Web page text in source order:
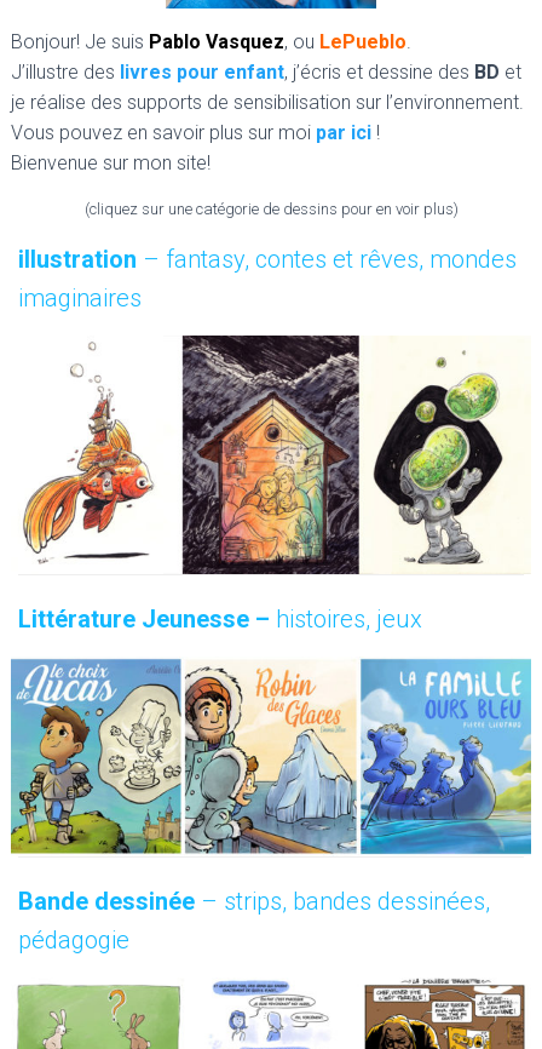
Bonjour! Je suis Pablo Vasquez, ou LePueblo.
J’illustre des livres pour enfant, j’écris et dessine des BD et
je réalise des supports de sensibilisation sur l’environnement.
Vous pouvez en savoir plus sur moi par ici !
Bienvenue sur mon site!
(cliquez sur une catégorie de dessins pour en voir plus)
illustration – fantasy, contes et rêves, mondes
imaginaires
Littérature Jeunesse – histoires, jeux
Bande dessinée – strips, bandes dessinées,
pédagogie